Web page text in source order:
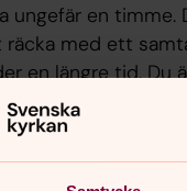
ungefär en
med ett
en längre tid. Du
Svenska Kyrkan.